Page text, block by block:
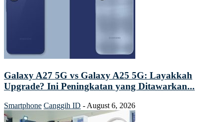
Galaxy A27 5G vs Galaxy A25 5G: Layakkah
Upgrade? Ini Peningkatan yang Ditawarkan...
Smartphone Canggih ID - August 6, 2026